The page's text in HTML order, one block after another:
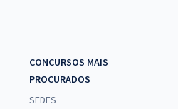
CONCURSOS MAIS
PROCURADOS
SEDES